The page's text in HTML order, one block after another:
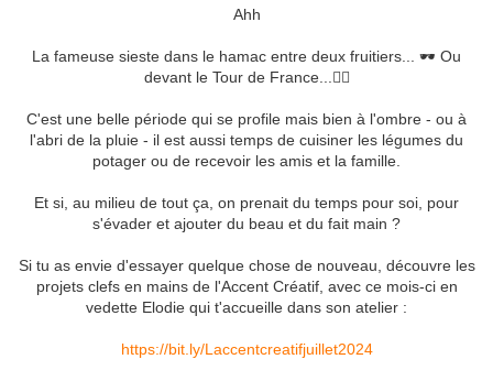
Ahh
La fameuse sieste dans le hamac entre deux fruitiers... 🕶 Ou
devant le Tour de France...🚴‍♀️
C'est une belle période qui se profile mais bien à l'ombre - ou à
l'abri de la pluie - il est aussi temps de cuisiner les légumes du
potager ou de recevoir les amis et la famille.
Et si, au milieu de tout ça, on prenait du temps pour soi, pour
s'évader et ajouter du beau et du fait main ?
Si tu as envie d'essayer quelque chose de nouveau, découvre les
projets clefs en mains de l'Accent Créatif, avec ce mois-ci en
vedette Elodie qui t'accueille dans son atelier :
https://bit.ly/Laccentcreatifjuillet2024